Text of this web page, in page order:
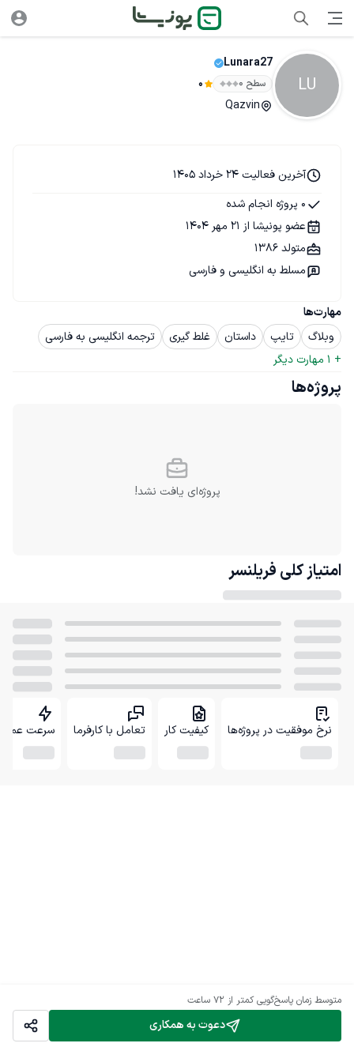
LU
Lunara27
سطح ۰ 0
Qazvin
دعوت به همکاری
متوسط زمان پاسخ‌گویی کمتر از 72 ساعت
مهارت‌ها
وبلاگ
تایپ داستان غلط گیری
ترجمه انگلیسی به فارسی
+
1 مهارت دیگر
آخرین فعالیت 24 خرداد 1405
0 پروژه انجام شده
عضو پونیشا از 21 مهر 1404
متولد 1386
مسلط به انگلیسی و فارسی
پروژه‌ها
پروژه‌ای یافت نشد!
امتیاز کلی فریلنسر
نرخ موفقیت در پروژه‌ها کیفیت کار تعامل با کارفرما سرعت عمل